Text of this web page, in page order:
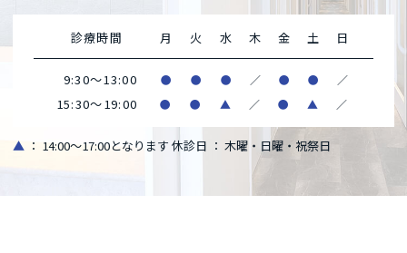
診療時間 月 火 水 木 金 土 日
9:30～13:00 ● ● ● ／ ● ● ／
15:30～19:00 ● ● ▲ ／ ● ▲ ／
▲ ： 14:00～17:00となります 休診日 ： 木曜・日曜・祝祭日